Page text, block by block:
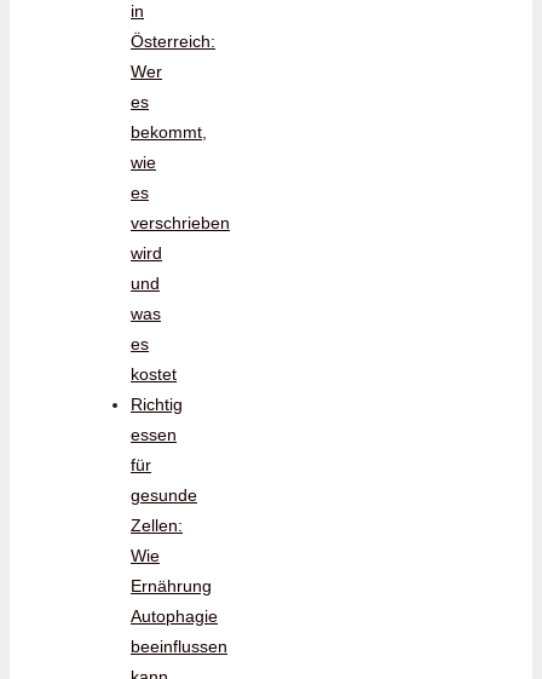
in
Österreich:
Wer
es
bekommt,
wie
es
verschrieben
wird
und
was
es
kostet
Richtig
essen
für
gesunde
Zellen:
Wie
Ernährung
Autophagie
beeinflussen